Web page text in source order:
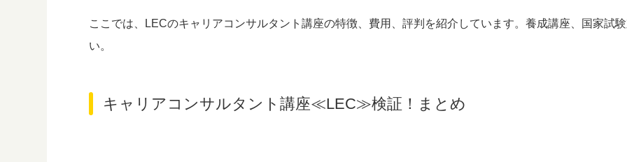
ここでは、LECのキャリアコンサルタント講座の特徴、費用、評判を紹介しています。養成講座、国家試
い。
キャリアコンサルタント講座≪LEC≫検証！まとめ